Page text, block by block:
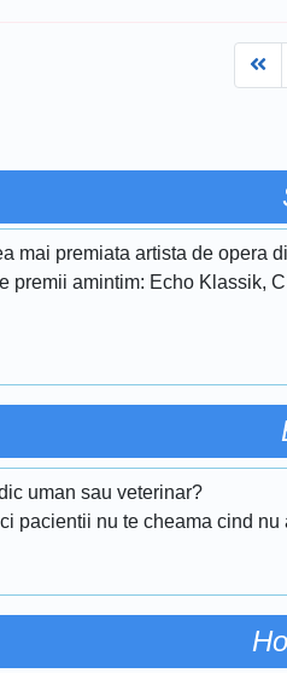
mai premiata artista de opera
premii amintim: Echo Klassik,
uman sau veterinar?
pacientii nu te cheama cind nu